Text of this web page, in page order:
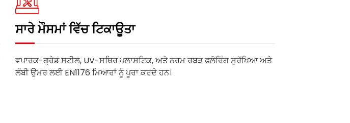
ਸਾਰੇ ਮੌਸਮਾਂ ਵਿੱਚ ਟਿਕਾਊਤਾ
ਵਪਾਰਕ-ਗ੍ਰੇਡ ਸਟੀਲ, UV-ਸਥਿਰ ਪਲਾਸਟਿਕ, ਅਤੇ ਨਰਮ ਰਬੜ ਫਲੋਰਿੰਗ ਸੁਰੱਖਿਆ ਅਤੇ
ਲੰਬੀ ਉਮਰ ਲਈ EN1176 ਮਿਆਰਾਂ ਨੂੰ ਪੂਰਾ ਕਰਦੇ ਹਨ।